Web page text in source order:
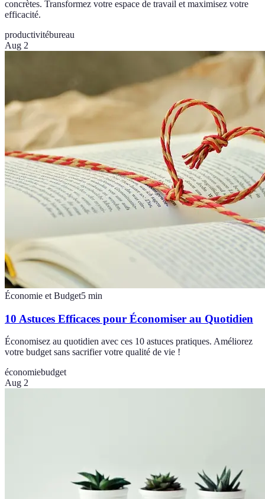
concrètes. Transformez votre espace de travail et maximisez votre
efficacité.
productivitébureau
Aug 2
Économie et Budget5 min
10 Astuces Efficaces pour Économiser au Quotidien
Économisez au quotidien avec ces 10 astuces pratiques. Améliorez
votre budget sans sacrifier votre qualité de vie !
économiebudget
Aug 2